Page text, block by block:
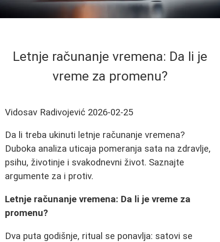
Letnje računanje vremena: Da li je
vreme za promenu?
Vidosav Radivojević 2026-02-25
Da li treba ukinuti letnje računanje vremena?
Duboka analiza uticaja pomeranja sata na zdravlje,
psihu, životinje i svakodnevni život. Saznajte
argumente za i protiv.
Letnje računanje vremena: Da li je vreme za
promenu?
Dva puta godišnje, ritual se ponavlja: satovi se